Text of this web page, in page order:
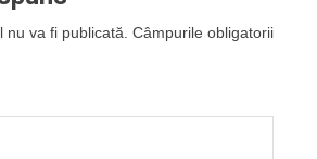
va fi publicată. Câmpurile obligatorii